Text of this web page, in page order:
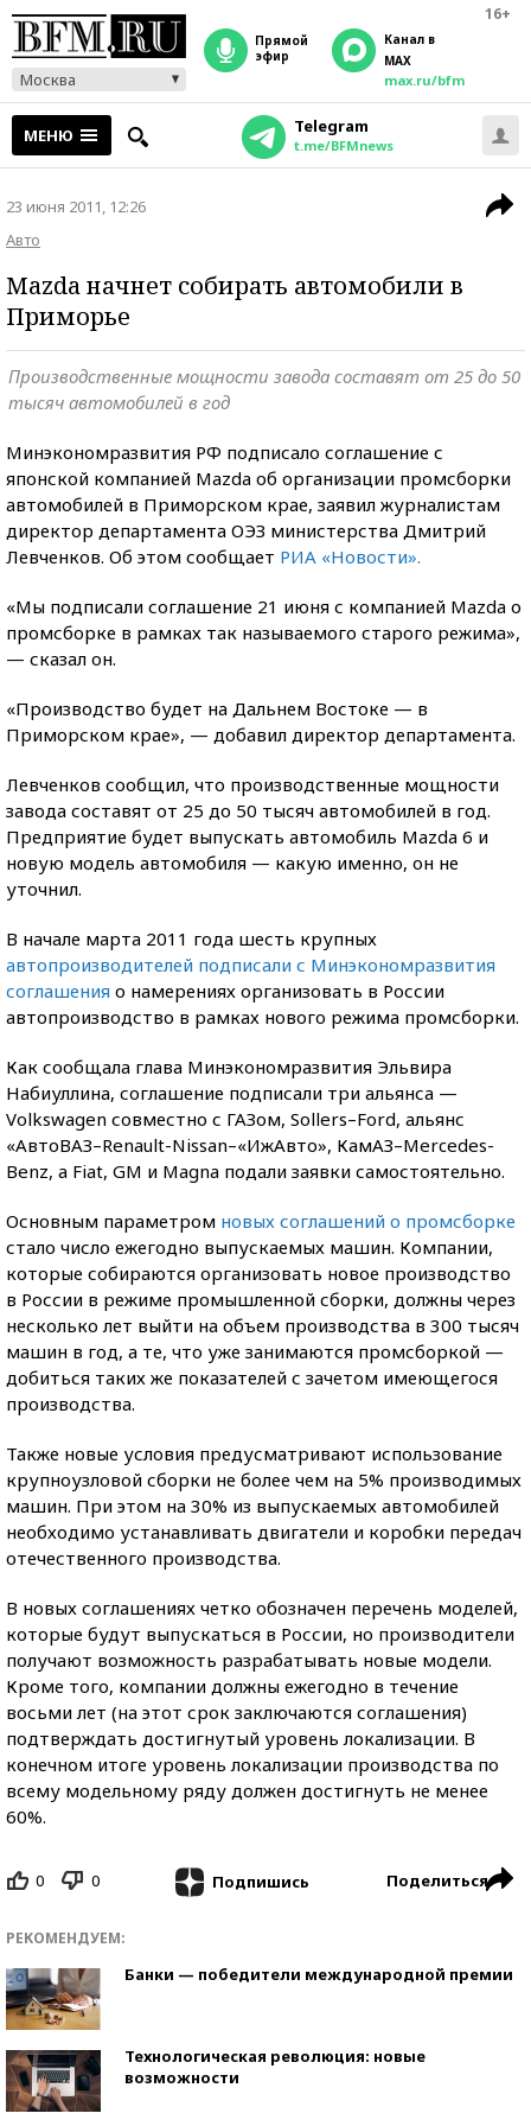
16+
Москва
прямой
эфир
Канал в
MAX
max.ru/bfm
МЕНЮ Telegram
t.me/BFMnews
23 июня 2011, 12:26
Авто
Mazda начнет собирать автомобили в
Приморье
Производственные мощности завода составят от 25 до 50
тысяч автомобилей в год
Минэкономразвития РФ подписало соглашение с
японской компанией Mazda об организации промсборки
автомобилей в Приморском крае, заявил журналистам
директор департамента ОЭЗ министерства Дмитрий
Левченков. Об этом сообщает РИА «Новости».
«Мы подписали соглашение 21 июня с компанией Mazda о
промсборке в рамках так называемого старого режима»,
— сказал он.
«Производство будет на Дальнем Востоке — в
Приморском крае», — добавил директор департамента.
Левченков сообщил, что производственные мощности
завода составят от 25 до 50 тысяч автомобилей в год.
Предприятие будет выпускать автомобиль Mazda 6 и
новую модель автомобиля — какую именно, он не
уточнил.
В начале марта 2011 года шесть крупных
автопроизводителей подписали с Минэкономразвития
соглашения о намерениях организовать в России
автопроизводство в рамках нового режима промсборки.
Как сообщала глава Минэкономразвития Эльвира
Набиуллина, соглашение подписали три альянса —
Volkswagen совместно с ГАЗом, Sollers–Ford, альянс
«АвтоВАЗ–Renault-Nissan–«ИжАвто», КамАЗ–Mercedes-
Benz, а Fiat, GM и Magna подали заявки самостоятельно.
Основным параметром новых соглашений о промсборке
стало число ежегодно выпускаемых машин. Компании,
которые собираются организовать новое производство
в России в режиме промышленной сборки, должны через
несколько лет выйти на объем производства в 300 тысяч
машин в год, а те, что уже занимаются промсборкой —
добиться таких же показателей с зачетом имеющегося
производства.
Также новые условия предусматривают использование
крупноузловой сборки не более чем на 5% производимых
машин. При этом на 30% из выпускаемых автомобилей
необходимо устанавливать двигатели и коробки передач
отечественного производства.
В новых соглашениях четко обозначен перечень моделей,
которые будут выпускаться в России, но производители
получают возможность разрабатывать новые модели.
Кроме того, компании должны ежегодно в течение
восьми лет (на этот срок заключаются соглашения)
подтверждать достигнутый уровень локализации. В
конечном итоге уровень локализации производства по
всему модельному ряду должен достигнуть не менее
60%.
0 0 Подпишись Поделиться
РЕКОМЕНДУЕМ:
Банки — победители международной премии
Технологическая революция: новые
возможности